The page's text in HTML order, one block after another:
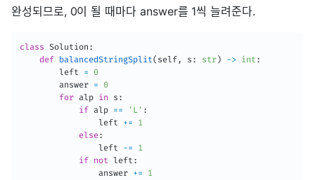
완성되므로, 0이 될 때마다 answer를 1씩 늘려준다.
class Solution :
def
balancedStringSplit( self, s : str ) -> int :
        left
=
0
        answer
=
0
for alp in s :
if alp == 'L' :
                left
+=
1
else:
                left
-=
1
if not left :
                answer
+=
1